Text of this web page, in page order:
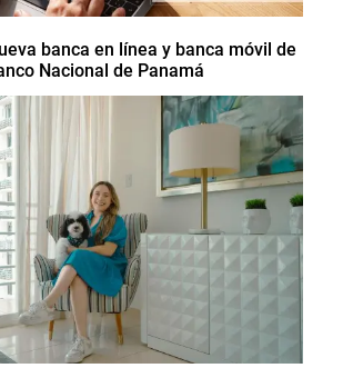
banca en línea y banca móvil de
Nacional de Panamá